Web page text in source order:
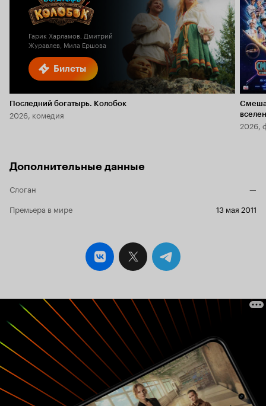
Билеты
Гарик Харламов, Дмитрий
Журавлев, Мила Ершова
Последний богатырь. Колобок
2026, комедия
2026,
Дополнительные данные
Слоган
—
Премьера в мире
13 мая 2011